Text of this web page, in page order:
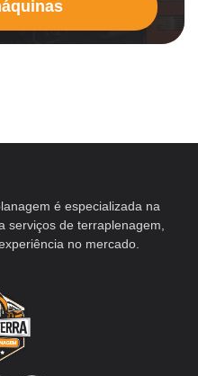
é especializada na
serviços de terraplenagem,
no mercado.